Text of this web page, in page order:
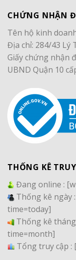
CHỨNG NHẬN
Tên hộ kinh
Địa chỉ: 284/43 Lý
Giấy chứng nhận
UBND Quận 10
THỐNG KÊ
Đang online :
Thống kê ngày :
time=today]
Thống kê
time=month]
Tổng truy cập :